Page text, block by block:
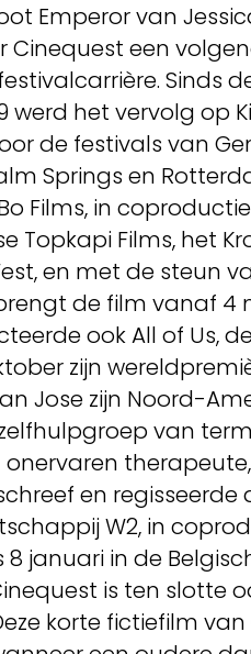
Emperor van
Cinequest een
Sinds
werd het vervolg op
de festivals van
Springs en
Films, in
Topkapi Films, het
en met de steun
de film vanaf
ook All of Us,
zijn
Jose zijn Noord-
van
en regisseerde
W2, in
8 januari in de
is ten slotte
korte fictiefilm